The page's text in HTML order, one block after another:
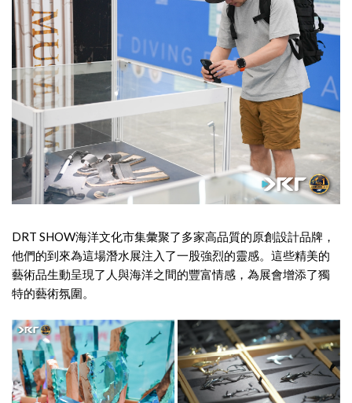
DRT SHOW海洋文化市集彙聚了多家高品質的原創設計品牌，
他們的到來為這場潛水展注入了一股強烈的靈感。這些精美的
藝術品生動呈現了人與海洋之間的豐富情感，為展會增添了獨
特的藝術氛圍。